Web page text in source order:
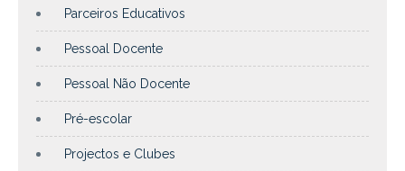
Parceiros Educativos
Pessoal Docente
Pessoal Não Docente
Pré-escolar
Projectos e Clubes